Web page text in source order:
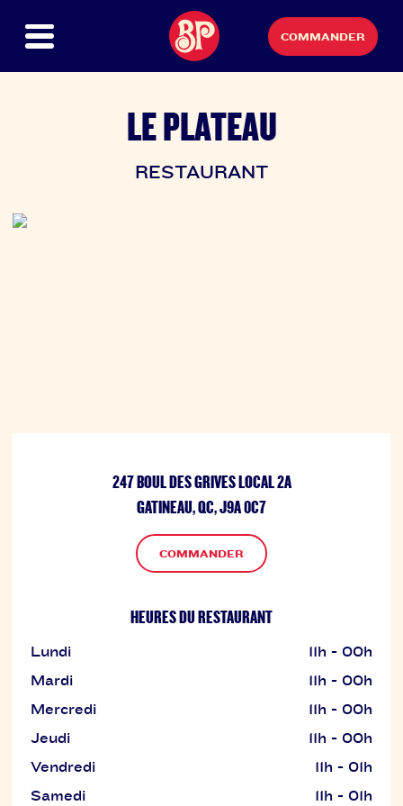
COMMANDER
LE PLATEAU
RESTAURANT
247 BOUL DES GRIVES LOCAL 2A
GATINEAU, QC, J9A 0C7
COMMANDER
HEURES DU RESTAURANT
Lundi
11h - 00h
Mardi
11h - 00h
Mercredi
11h - 00h
Jeudi
11h - 00h
Vendredi
11h - 01h
Samedi
11h - 01h